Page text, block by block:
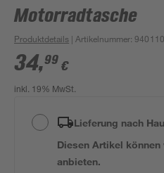
Motorradtasche
Produktdetails | Artikelnummer:
34,99 €
inkl. 19% MwSt.
Lieferung nach
Diesen Artikel
anbieten.